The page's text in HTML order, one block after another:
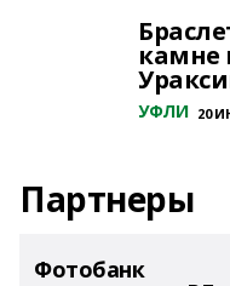
камне
УФЛИ 20
Партнеры
Фотобанк